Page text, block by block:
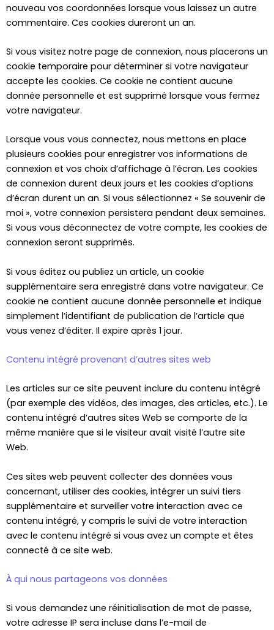
nouveau vos coordonnées lorsque vous laissez un autre
commentaire. Ces cookies dureront un an.
Si vous visitez notre page de connexion, nous placerons un
cookie temporaire pour déterminer si votre navigateur
accepte les cookies. Ce cookie ne contient aucune
donnée personnelle et est supprimé lorsque vous fermez
votre navigateur.
Lorsque vous vous connectez, nous mettons en place
plusieurs cookies pour enregistrer vos informations de
connexion et vos choix d’affichage à l’écran. Les cookies
de connexion durent deux jours et les cookies d’options
d’écran durent un an. Si vous sélectionnez « Se souvenir de
moi », votre connexion persistera pendant deux semaines.
Si vous vous déconnectez de votre compte, les cookies de
connexion seront supprimés.
Si vous éditez ou publiez un article, un cookie
supplémentaire sera enregistré dans votre navigateur. Ce
cookie ne contient aucune donnée personnelle et indique
simplement l’identifiant de publication de l’article que
vous venez d’éditer. Il expire après 1 jour.
Contenu intégré provenant d’autres sites web
Les articles sur ce site peuvent inclure du contenu intégré
(par exemple des vidéos, des images, des articles, etc.). Le
contenu intégré d’autres sites Web se comporte de la
même manière que si le visiteur avait visité l’autre site
Web.
Ces sites web peuvent collecter des données vous
concernant, utiliser des cookies, intégrer un suivi tiers
supplémentaire et surveiller votre interaction avec ce
contenu intégré, y compris le suivi de votre interaction
avec le contenu intégré si vous avez un compte et êtes
connecté à ce site web.
À qui nous partageons vos données
Si vous demandez une réinitialisation de mot de passe,
votre adresse IP sera incluse dans l’e-mail de